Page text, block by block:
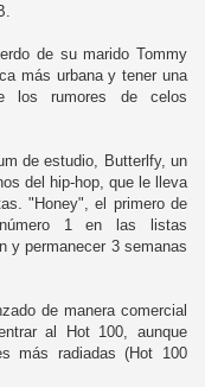
de su marido Tommy
más urbana y tener una
los rumores de celos
de estudio, Butterlfy, un
del hip-hop, que le lleva
"Honey", el primero de
1 en las listas
y permanecer 3 semanas
de manera comercial
al Hot 100, aunque
más radiadas (Hot 100